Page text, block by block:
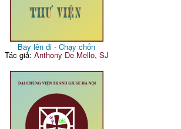
Bay lên đi - Chạy chốn
Tác giả: Anthony De Mello, SJ